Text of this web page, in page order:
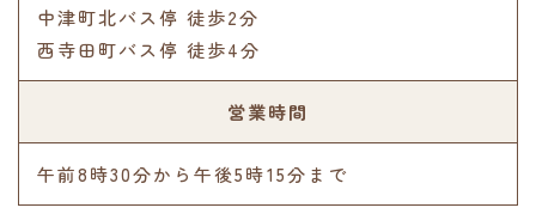
中津町北バス停 徒歩2分
西寺田町バス停 徒歩4分
営業時間
午前8時30分から午後5時15分まで